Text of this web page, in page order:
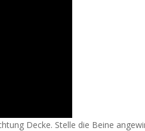
Decke. Stelle die Beine